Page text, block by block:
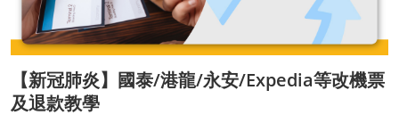
【新冠肺炎】國泰/港龍/永安/Expedia等改機票
及退款教學